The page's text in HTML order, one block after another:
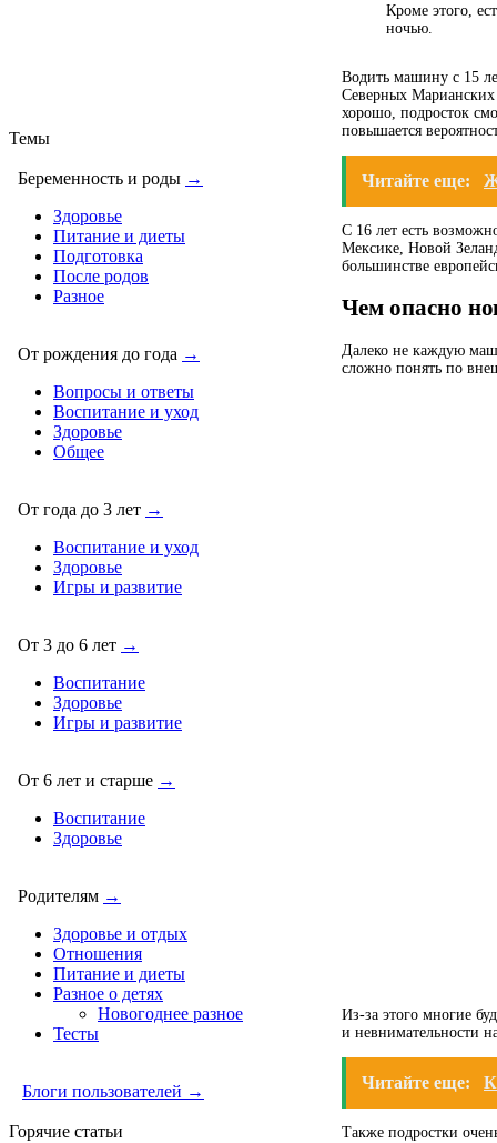
Темы
Беременность и роды →
Здоровье
Питание и диеты
Подготовка
После родов
Разное
От рождения до года →
Вопросы и ответы
Воспитание и уход
Здоровье
Общее
От года до 3 лет →
Воспитание и уход
Здоровье
Игры и развитие
От 3 до 6 лет →
Воспитание
Здоровье
Игры и развитие
От 6 лет и старше →
Воспитание
Здоровье
Родителям →
Здоровье и отдых
Отношения
Питание и диеты
Разное о детях
Новогоднее разное
Тесты
Блоги пользователей →
Горячие статьи
Кроме этого,
ночью.
Водить машину с 15
Северных Марианских
хорошо, подросток
повышается
Читайте еще:
С 16 лет есть
Мексике, Новой
большинстве
Чем опасно
Далеко не каждую
сложно понять по
Из-за этого многие
и невнимательности
Читайте еще:
Также подростки